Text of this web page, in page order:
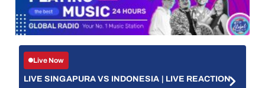
Live Now
LIVE SINGAPURA VS INDONESIA | LIVE REACTION